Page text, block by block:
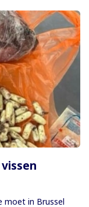
moet in Brussel